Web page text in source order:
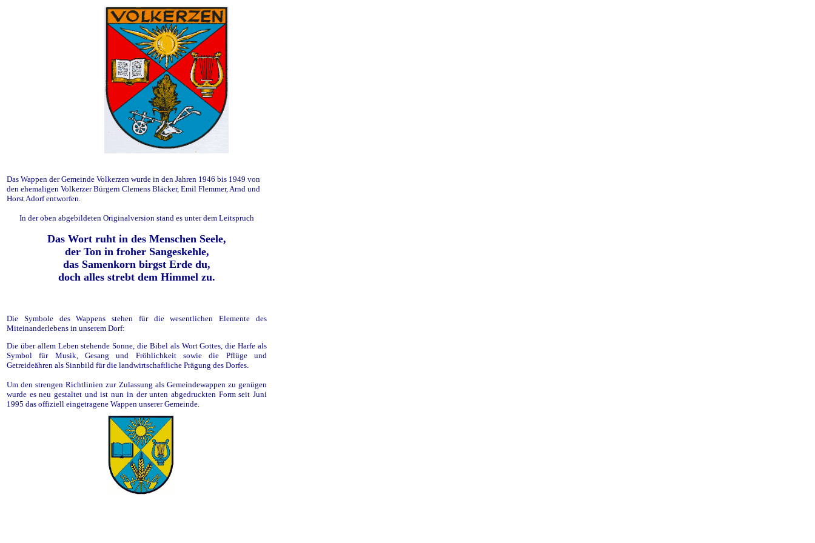
Das Wappen der Gemeinde Volkerzen wurde in den Jahren 1946 bis 1949 von
den ehemaligen Volkerzer Bürgern Clemens Bläcker, Emil Flemmer, Arnd und
Horst Adorf entworfen.
In der oben abgebildeten Originalversion stand es unter dem Leitspruch
Das Wort ruht in des Menschen Seele,
der Ton in froher Sangeskehle,
das Samenkorn birgst Erde du,
doch alles strebt dem Himmel zu.
Die Symbole des Wappens stehen für die wesentlichen Elemente des
Miteinanderlebens in unserem Dorf:
Die über allem Leben stehende Sonne, die Bibel als Wort Gottes, die Harfe als
Symbol für Musik, Gesang und Fröhlichkeit sowie die Pflüge und
Getreideähren als Sinnbild für die landwirtschaftliche Prägung des Dorfes.
Um den strengen Richtlinien zur Zulassung als Gemeindewappen zu genügen
wurde es neu gestaltet und ist nun in der unten abgedruckten Form seit Juni
1995 das offiziell eingetragene Wappen unserer Gemeinde.